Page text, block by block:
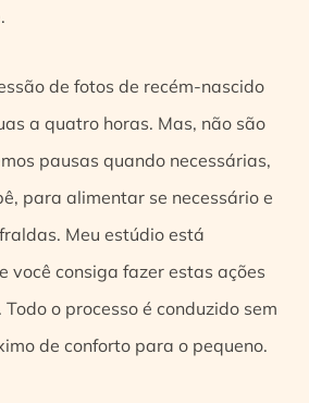
de fotos de recém-nascido
a quatro horas. Mas, não são
pausas quando necessárias,
para alimentar se necessário e
Meu estúdio está
você consiga fazer estas ações
o processo é conduzido sem
de conforto para o pequeno.